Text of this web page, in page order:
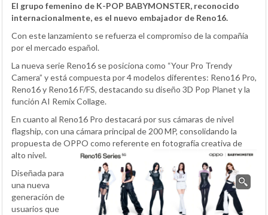
El grupo femenino de K-POP BABYMONSTER, reconocido
internacionalmente, es el nuevo embajador de Reno16.
Con este lanzamiento se refuerza el compromiso de la compañía
por el mercado español.
La nueva serie Reno16 se posiciona como “Your Pro Trendy
Camera” y está compuesta por 4 modelos diferentes: Reno16 Pro,
Reno16 y Reno16 F/FS, destacando su diseño 3D Pop Planet y la
función AI Remix Collage.
En cuanto al Reno16 Pro destacará por sus cámaras de nivel
flagship, con una cámara principal de 200 MP, consolidando la
propuesta de OPPO como referente en fotografía creativa de
alto nivel.
Diseñada para
una nueva
generación de
usuarios que